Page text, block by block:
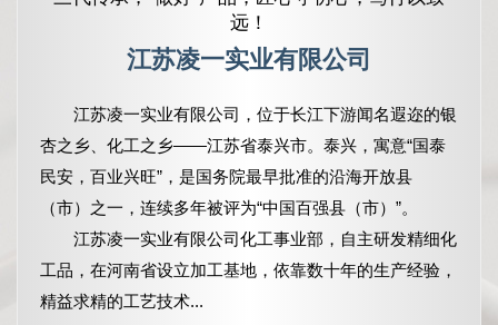
远！
江苏凌一实业有限公司
江苏凌一实业有限公司， 位于长江下游闻名遐迩的银
杏之乡、化工之乡——江苏省泰兴市。泰兴，寓意“国泰
民安，百业兴旺”，是国务院最早批准的沿海开放县
（市）之一，连续多年被评为“中国百强县（市）”。
江苏凌一实业有限公司化工事业部，自主研发精细化
工品，在河南省设立加工基地，依靠数十年的生产经验，
精益求精的工艺技术...